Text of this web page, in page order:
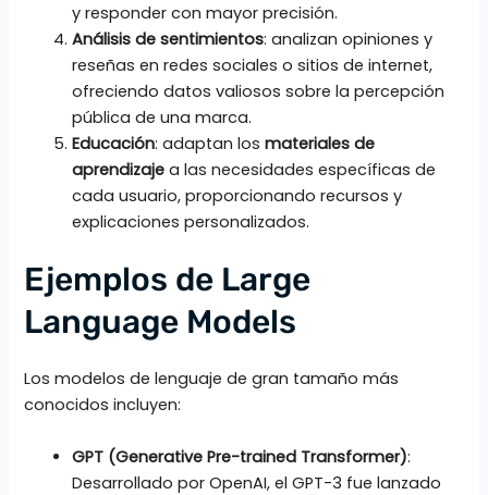
y responder con mayor precisión.
Análisis de sentimientos: analizan opiniones y
reseñas en redes sociales o sitios de internet,
ofreciendo datos valiosos sobre la percepción
pública de una marca.
Educación: adaptan losmateriales de
aprendizaje a las necesidades específicas de
cada usuario, proporcionando recursos y
explicaciones personalizados.
Ejemplos de Large
Language Models
Los modelos de lenguaje de gran tamaño más
conocidos incluyen:
GPT (Generative Pre-trained Transformer):
Desarrollado por OpenAI, el GPT-3 fue lanzado